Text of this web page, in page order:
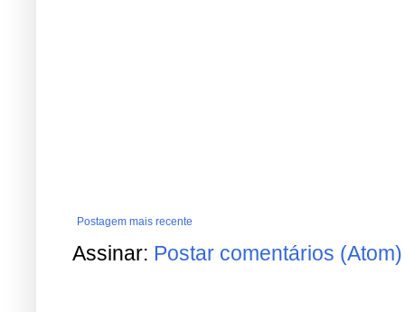
Postagem mais recente
Assinar: Postar comentários (Atom)